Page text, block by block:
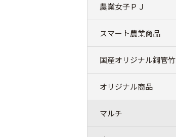
農業女子ＰＪ
スマート農業商品
国産オリジナル鋼管竹
オリジナル商品
マルチ